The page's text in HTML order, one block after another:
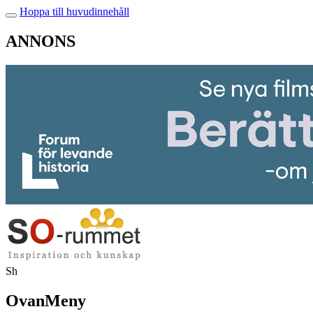
Hoppa till huvudinnehåll
ANNONS
Sh
OvanMeny